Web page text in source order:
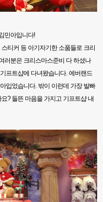
민아입니다!
스티커 등 아기자기한 소품들로 크리
러분은 크리스마스준비 다 하셨나
프트샵에 다녀왔습니다.에버랜드
입었습니다. 밖이 이런데 가장 발빠
요? 들뜬 마음을 가지고 기프트샵 내